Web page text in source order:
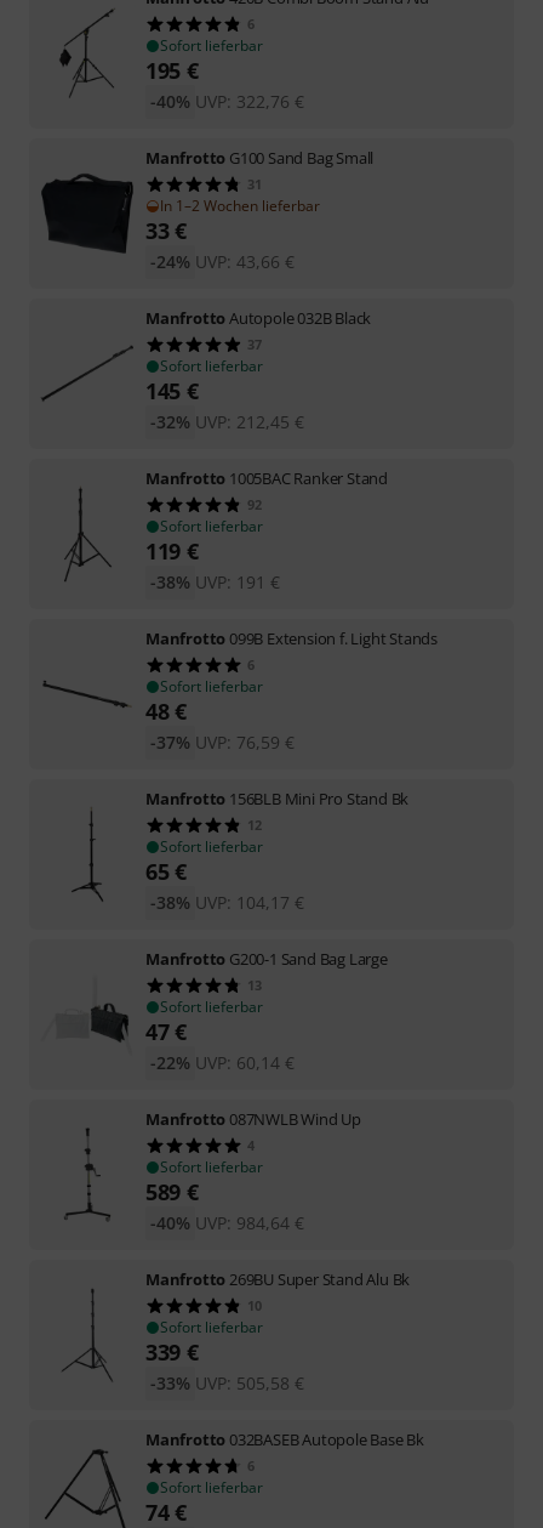
6
Sofort lieferbar
195 €
UVP: 322,76 €
-40%
Manfrotto G100 Sand Bag Small
31
In 1–2 Wochen lieferbar
33€
UVP: 43,66 €
-24%
ManfrottoAutopole 032B Black
37
Sofort lieferbar
145 €
UVP: 212,45 €
-32%
Manfrotto 1005BAC Ranker Stand
92
Sofort lieferbar
119 €
UVP: 191 €
-38%
Manfrotto 099B Extension f. Light Stands
6
Sofort lieferbar
48€
UVP: 76,59 €
-37%
Manfrotto 156BLB Mini Pro Stand Bk
12
Sofort lieferbar
65€
UVP: 104,17 €
-38%
Manfrotto G200-1 Sand Bag Large
13
Sofort lieferbar
47€
UVP: 60,14 €
-22%
Manfrotto 087NWLB Wind Up
4
Sofort lieferbar
589 €
UVP: 984,64 €
-40%
Manfrotto 269BU Super Stand Alu Bk
10
Sofort lieferbar
339 €
UVP: 505,58 €
-33%
Manfrotto 032BASEB Autopole Base Bk
6
Sofort lieferbar
74€